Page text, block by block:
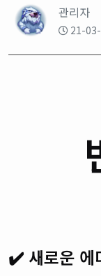
관리자
21-
✔️ 새로운 에